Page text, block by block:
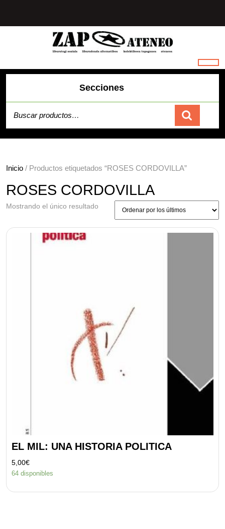
contenido
Secciones
Carrito
Inicio / Productos etiquetados “ROSES CORDOVILLA”
ROSES CORDOVILLA
Mostrando el único resultado
EL MIL: UNA HISTORIA POLITICA
5,00€
64 disponibles